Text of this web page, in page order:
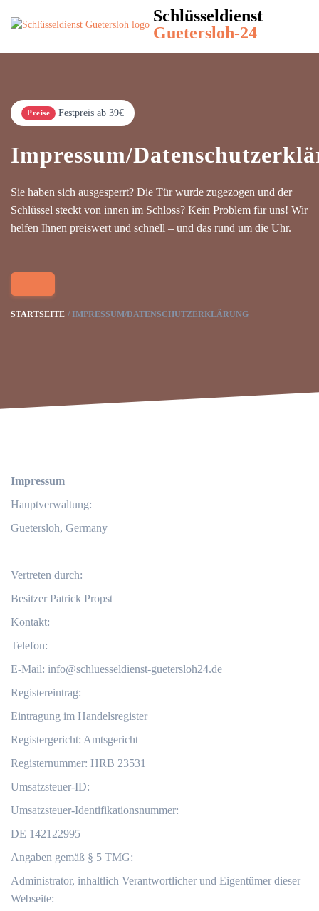
Schlüsseldienst
Guetersloh-24
Preise Festpreis ab 39€
Impressum/
Sie haben sich ausgesperrt? Die Tür wurde zugezogen und der
Schlüssel steckt von innen im Schloss? Kein Problem für uns! Wir
helfen Ihnen preiswert und schnell – und das rund um die Uhr.
STARTSEITE IMPRESSUM/DATENSCHUTZERKLÄRUNG
Impressum
Hauptverwaltung:
Guetersloh, Germany
Vertreten durch:
Besitzer Patrick Propst
Kontakt:
Telefon:
E-Mail: info@schluesseldienst-guetersloh24.de
Registereintrag:
Eintragung im Handelsregister
Registergericht: Amtsgericht
Registernummer: HRB 23531
Umsatzsteuer-ID:
Umsatzsteuer-Identifikationsnummer:
DE 142122995
Angaben gemäß § 5 TMG:
Administrator, inhaltlich Verantwortlicher und Eigentümer dieser
Webseite: